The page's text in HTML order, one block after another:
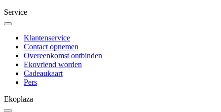
Service
Klantenservice
Contact opnemen
Overeenkomst ontbinden
Ekovriend worden
Cadeaukaart
Pers
Ekoplaza